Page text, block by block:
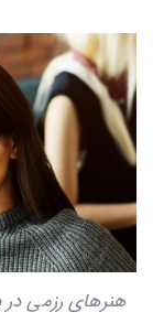
هنرهای رزمی در